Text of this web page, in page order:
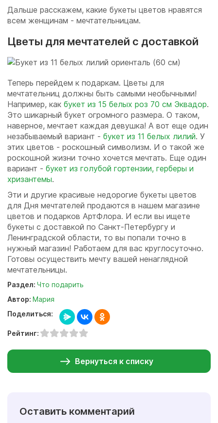
Дальше расскажем, какие букеты цветов нравятся
всем женщинам - мечтательницам.
Цветы для мечтателей с доставкой
Теперь перейдем к подаркам. Цветы для
мечтательниц должны быть самыми необычными!
Например, как букет из 15 белых роз 70 см Эквадор.
Это шикарный букет огромного размера. О таком,
наверное, мечтает каждая девушка! А вот еще один
незабываемый вариант - букет из 11 белых лилий. У
этих цветов - роскошный символизм. И о такой же
роскошной жизни точно хочется мечтать. Еще один
вариант - букет из голубой гортензии, герберы и
хризантемы.
Эти и другие красивые недорогие букеты цветов
для Дня мечтателей продаются в нашем магазине
цветов и подарков АртФлора. И если вы ищете
букеты с доставкой по Санкт-Петербургу и
Ленинградской области, то вы попали точно в
нужный магазин! Работаем для вас круглосуточно.
Готовы осуществить мечту вашей ненаглядной
мечтательницы.
Раздел: Что подарить
Автор: Мария
Поделиться:
Рейтинг:
Вернуться к списку
Оставить комментарий